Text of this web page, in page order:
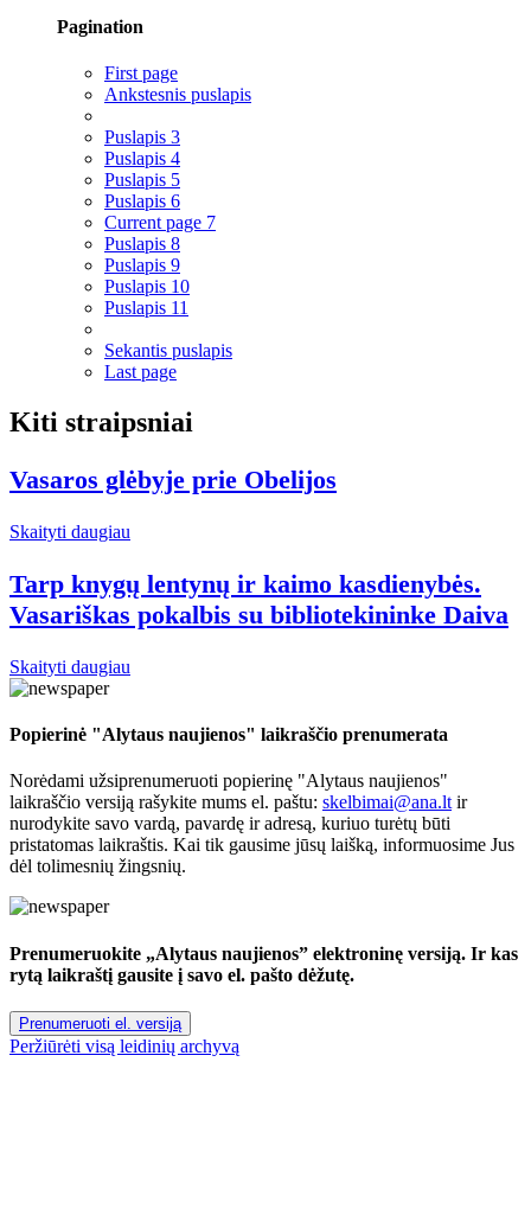
Pagination
First page
Ankstesnis puslapis
Puslapis 3
Puslapis 4
Puslapis 5
Puslapis 6
Current page 7
Puslapis 8
Puslapis 9
Puslapis 10
Puslapis 11
Sekantis puslapis
Last page
Kiti straipsniai
Vasaros glėbyje prie Obelijos
Skaityti daugiau
Tarp knygų lentynų ir kaimo kasdienybės.
Vasariškas pokalbis su bibliotekininke Daiva
Skaityti daugiau
Popierinė "Alytaus naujienos" laikraščio prenumerata
Norėdami užsiprenumeruoti popierinę "Alytaus naujienos"
laikraščio versiją rašykite mums el. paštu: skelbimai@ana.ltir
nurodykite savo vardą, pavardę ir adresą, kuriuo turėtų būti
pristatomas laikraštis. Kai tik gausime jūsų laišką, informuosime Jus
dėl tolimesnių žingsnių.
Prenumeruokite „Alytaus naujienos” elektroninę versiją. Ir kas
rytą laikraštį gausite į savo el. pašto dėžutę.
Prenumeruoti el. versiją
Peržiūrėti visą leidinių archyvą